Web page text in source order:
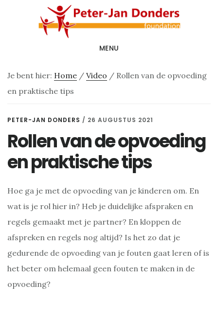
inhoud
MENU
Je bent hier: Home / Video / Rollen van de opvoeding
en praktische tips
PETER-JAN DONDERS / 26 AUGUSTUS 2021
Rollen van de opvoeding
en praktische tips
Hoe ga je met de opvoeding van je kinderen om. En
wat is je rol hier in? Heb je duidelijke afspraken en
regels gemaakt met je partner? En kloppen de
afspreken en regels nog altijd? Is het zo dat je
gedurende de opvoeding van je fouten gaat leren of is
het beter om helemaal geen fouten te maken in de
opvoeding?